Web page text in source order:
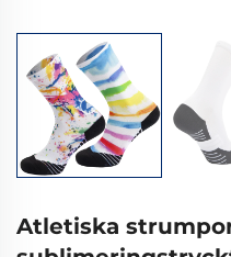
Atletiska